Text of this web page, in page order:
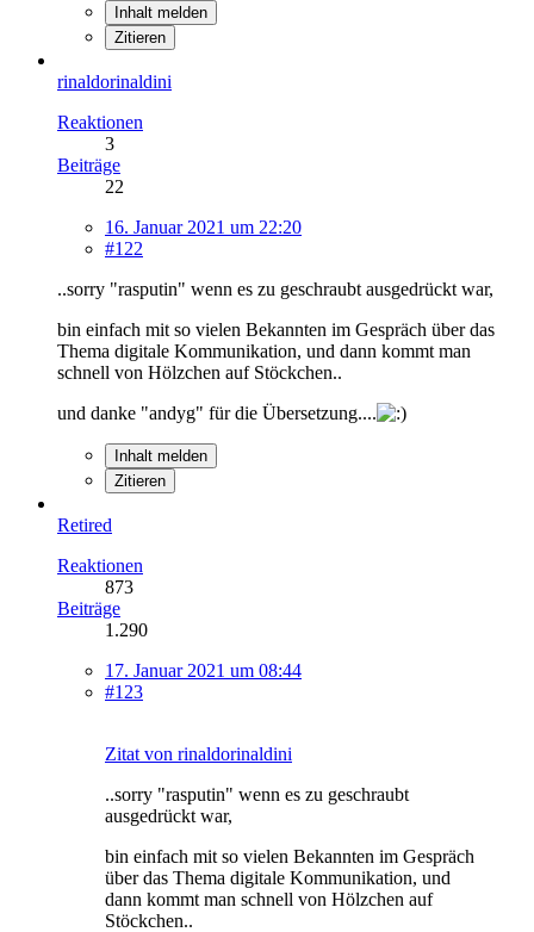
Inhalt melden
Zitieren
rinaldorinaldini
Reaktionen
3
Beiträge
22
16. Januar 2021 um 22:20
#122
..sorry "rasputin" wenn es zu geschraubt ausgedrückt war,
bin einfach mit so vielen Bekannten im Gespräch über das
Thema digitale Kommunikation, und dann kommt man
schnell von Hölzchen auf Stöckchen..
und danke "andyg" für die Übersetzung....
Inhalt melden
Zitieren
Retired
Reaktionen
873
Beiträge
1.290
17. Januar 2021 um 08:44
#123
Zitat von rinaldorinaldini
..sorry "rasputin" wenn es zu geschraubt
ausgedrückt war,
bin einfach mit so vielen Bekannten im Gespräch
über das Thema digitale Kommunikation, und
dann kommt man schnell von Hölzchen auf
Stöckchen..